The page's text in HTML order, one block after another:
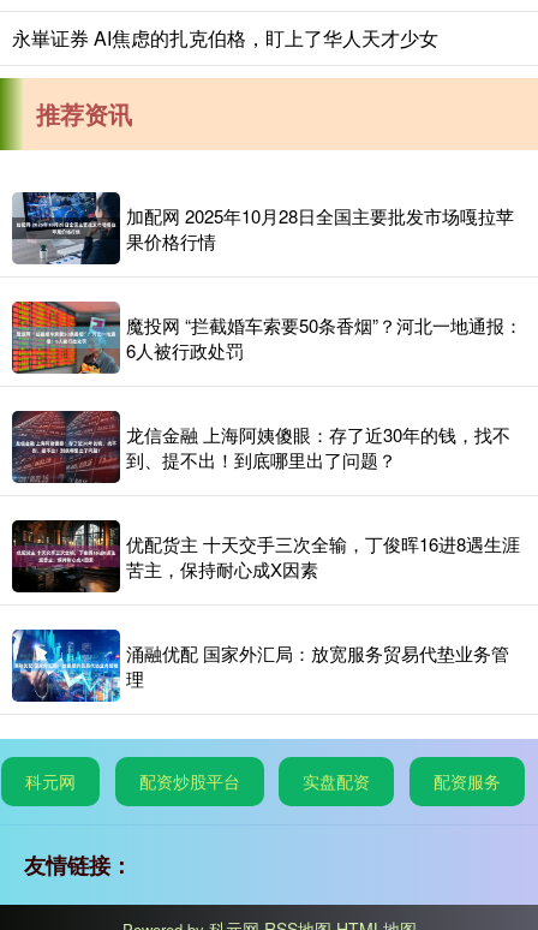
永崋证券 AI焦虑的扎克伯格，盯上了华人天才少女
推荐资讯
加配网 2025年10月28日全国主要批发市场嘎拉苹
果价格行情
魔投网 “拦截婚车索要50条香烟”？河北一地通报：
6人被行政处罚
龙信金融 上海阿姨傻眼：存了近30年的钱，找不
到、提不出！到底哪里出了问题？
优配货主 十天交手三次全输，丁俊晖16进8遇生涯
苦主，保持耐心成X因素
涌融优配 国家外汇局：放宽服务贸易代垫业务管
理
科元网 配资炒股平台 实盘配资 配资服务
友情链接：